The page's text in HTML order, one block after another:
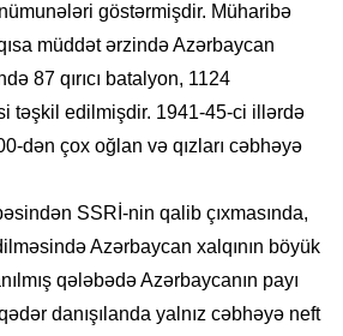
göstərmişdir. Müharibə
müddət ərzində Azərbaycan
87 qırıcı batalyon, 1124
təşkil edilmişdir. 1941-45-ci illərdə
dən çox oğlan və qızları cəbhəyə
SSRİ-nin qalib çıxmasında,
Azərbaycan xalqının böyük
qələbədə Azərbaycanın payı
danışılanda yalnız cəbhəyə neft